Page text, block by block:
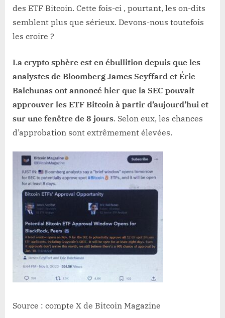
des ETF Bitcoin. Cette fois-ci , pourtant, les on-dits
semblent plus que sérieux. Devons-nous toutefois
les croire ?
La crypto sphère est en ébullition depuis que les
analystes de Bloomberg James Seyffard et Éric
Balchunas ont annoncé hier que la SEC pouvait
approuver les ETF Bitcoin à partir d’aujourd’hui et
sur une fenêtre de 8 jours. Selon eux, les chances
d’approbation sont extrêmement élevées.
Source : compte X de Bitcoin Magazine